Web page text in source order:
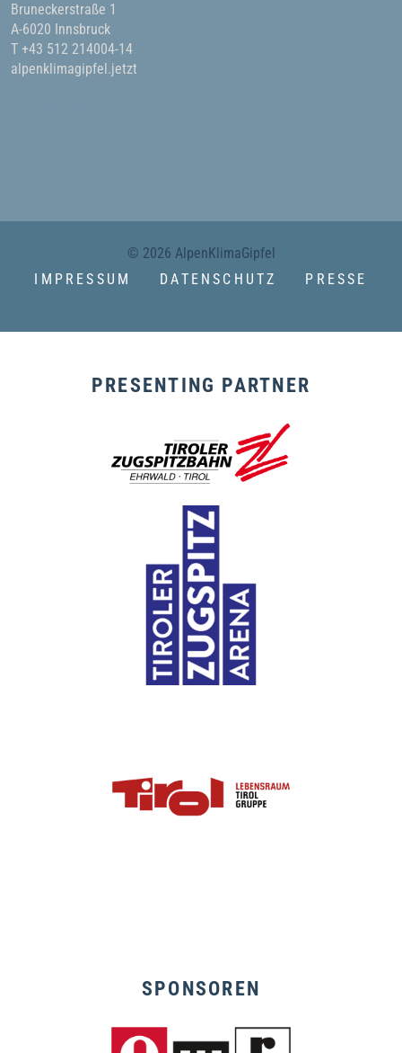
Bruneckerstraße 1
A-6020 Innsbruck
T +43 512 214004-14
alpenklimagipfel.jetzt
© 2026 AlpenKlimaGipfel
IMPRESSUM
DATENSCHUTZ PRESSE
PRESENTING PARTNER
SPONSOREN